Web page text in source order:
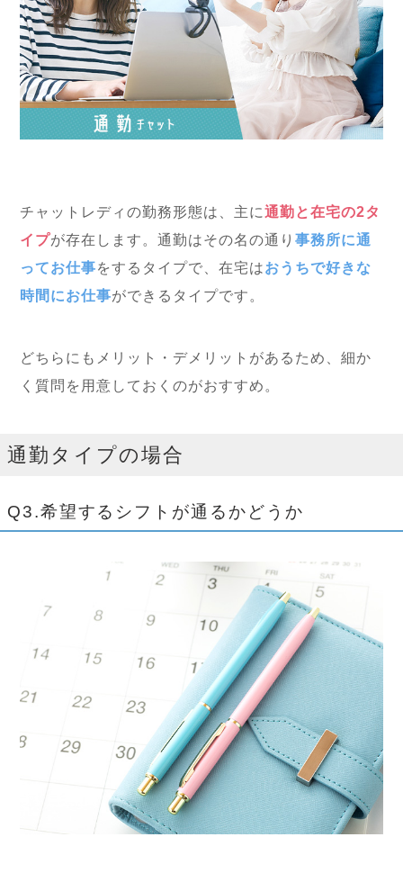
チャットレディの勤務形態は、主に通勤と在宅の2タ
イプが存在します。通勤はその名の通り事務所に通
ってお仕事をするタイプで、在宅はおうちで好きな
時間にお仕事ができるタイプです。
どちらにもメリット・デメリットがあるため、細か
く質問を用意しておくのがおすすめ。
通勤タイプの場合
Q3.希望するシフトが通るかどうか